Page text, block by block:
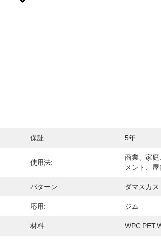
保証: 5年
使用法:
商業、家庭
メント、
パターン: ダマスカス
応用: ジム
材料: WPC